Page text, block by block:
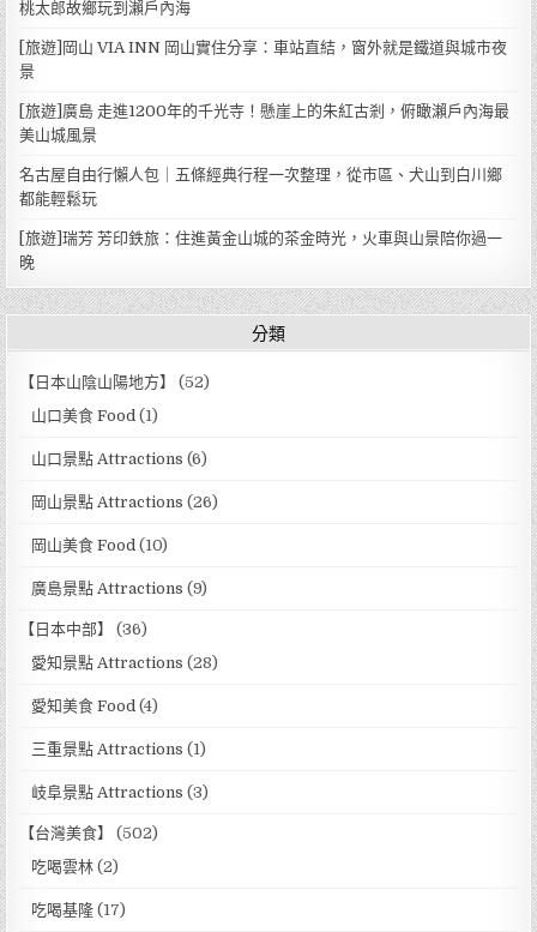
桃太郎故鄉玩到瀨戶內海
[旅遊]岡山 VIA INN 岡山實住分享：車站直結，窗外就是鐵道與城市夜
景
[旅遊]廣島 走進1200年的千光寺！懸崖上的朱紅古剎，俯瞰瀨戶內海最
美山城風景
名古屋自由行懶人包｜五條經典行程一次整理，從市區、犬山到白川鄉
都能輕鬆玩
[旅遊]瑞芳 芳印鉄旅：住進黃金山城的茶金時光，火車與山景陪你過一
晚
分類
【日本山陰山陽地方】
(52)
山口美食 Food (1)
山口景點 Attractions (6)
岡山景點 Attractions (26)
岡山美食 Food (10)
廣島景點 Attractions (9)
【日本中部】
(36)
愛知景點 Attractions (28)
愛知美食 Food (4)
三重景點 Attractions (1)
岐阜景點 Attractions (3)
【台灣美食】
(502)
吃喝雲林 (2)
吃喝基隆 (17)